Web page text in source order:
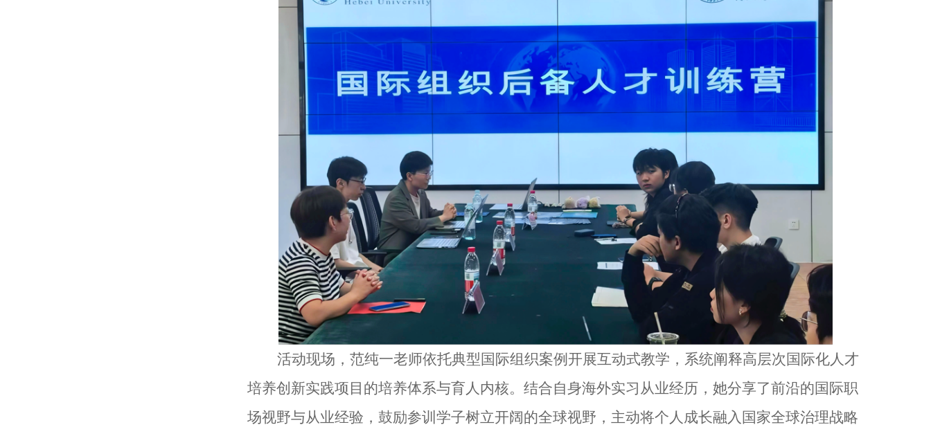
活动现场，范纯一老师依托典型国际组织案例开展互动式教学，系统阐释高层次国际化人才
培养创新实践项目的培养体系与育人内核。结合自身海外实习从业经历，她分享了前沿的国际职
场视野与从业经验，鼓励参训学子树立开阔的全球视野，主动将个人成长融入国家全球治理战略